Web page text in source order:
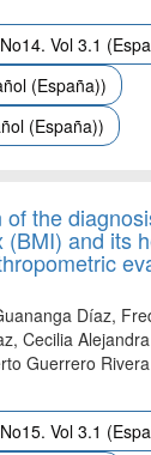
Vol 3.1
(España))
(España))
of the
(BMI) and its
Díaz,
Cecilia
Guerrero Rivera
Vol 3.1